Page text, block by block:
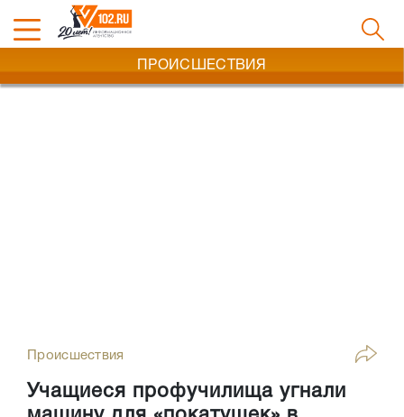
ПРОИСШЕСТВИЯ
Происшествия
Учащиеся профучилища угнали